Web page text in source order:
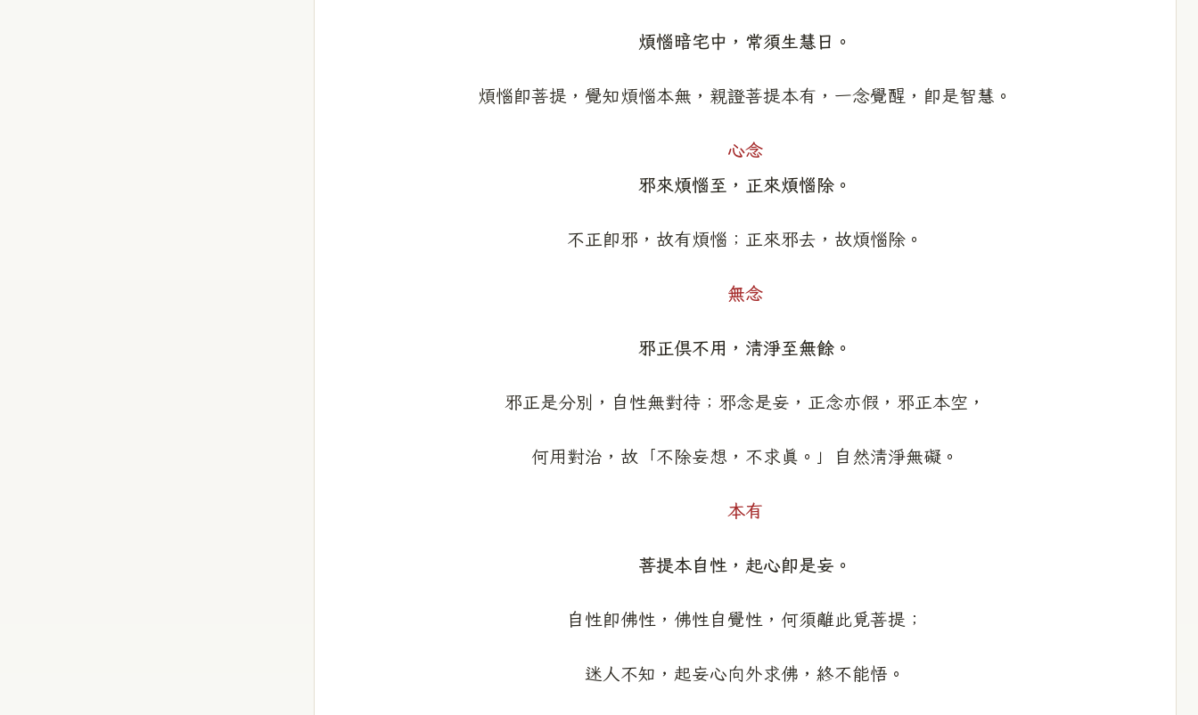
煩惱暗宅中，常須生慧日。
煩惱即菩提，覺知煩惱本無，親證菩提本有，一念覺醒，即是智慧。
心念
邪來煩惱至，正來煩惱除。
不正即邪，故有煩惱；正來邪去，故煩惱除。
無念
邪正俱不用，清淨至無餘。
邪正是分別，自性無對待；邪念是妄，正念亦假，邪正本空，
何用對治，故「不除妄想，不求真。」自然清淨無礙。
本有
菩提本自性，起心即是妄。
自性即佛性，佛性自覺性，何須離此覓菩提；
迷人不知，起妄心向外求佛，終不能悟。